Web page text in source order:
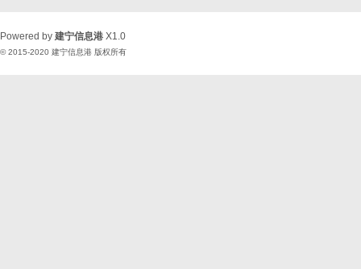
Powered by 建宁信息港 X1.0
© 2015-2020 建宁信息港 版权所有